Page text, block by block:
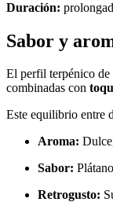
Duración:
Sabor y
El perfil terpénico de
combinadas con
Este equilibrio entre
Aroma:
Sabor:
Retrogusto: